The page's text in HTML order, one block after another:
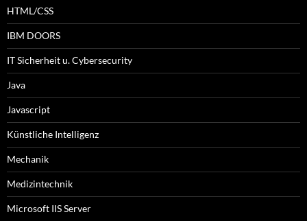
HTML/CSS
IBM DOORS
IT Sicherheit u. Cybersecurity
Java
Javascript
Künstliche Intelligenz
Mechanik
Medizintechnik
Microsoft IIS Server